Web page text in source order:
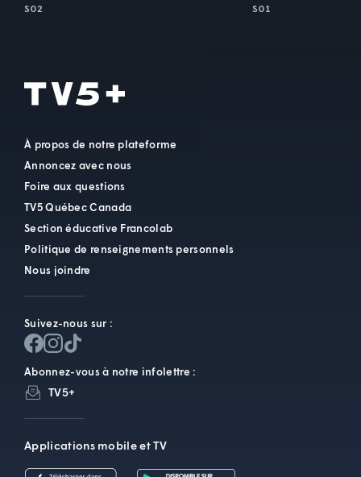
S02 S01
À propos de notre plateforme
Annoncez avec nous
Foire aux questions
TV5 Québec Canada
Section éducative Francolab
Politique de renseignements personnels
Nous joindre
Suivez-nous sur :
Abonnez-vous à notre infolettre :
TV5+
Applications mobile et TV